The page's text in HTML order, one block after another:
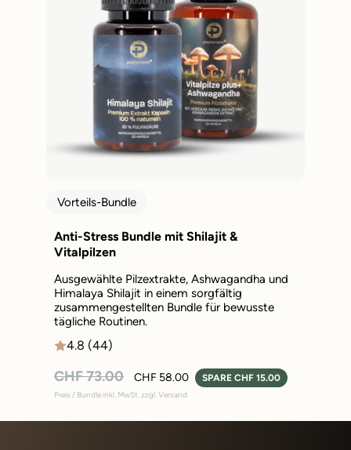
Vorteils-Bundle
Anti-Stress Bundle mit Shilajit &
Vitalpilzen
Ausgewählte Pilzextrakte, Ashwagandha und
Himalaya Shilajit in einem sorgfältig
zusammengestellten Bundle für bewusste
tägliche Routinen.
4.8 (44)
Normaler
Preis
CHF 73.00 Sonderpreis
CHF 58.00 SPARE CHF 15.00
Preis / Bundle inkl. MwSt. zzgl. Versand